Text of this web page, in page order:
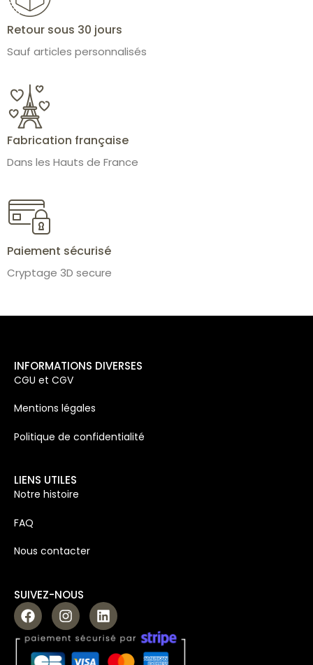
Retour sous 30 jours
Sauf articles personnalisés
Fabrication française
Dans les Hauts de France
Paiement sécurisé
Cryptage 3D secure
INFORMATIONS DIVERSES
CGU et CGV
Mentions légales
Politique de confidentialité
LIENS UTILES
Notre histoire
FAQ
Nous contacter
SUIVEZ-NOUS